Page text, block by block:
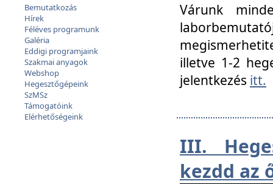
Bemutatkozás
Hírek
Féléves programunk
Galéria
Eddigi programjaink
Szakmai anyagok
Webshop
Hegesztőgépeink
SzMSz
Támogatóink
Elérhetőségeink
Várunk
illetve 1-2
jelentkezés itt.
III.
kezdd az